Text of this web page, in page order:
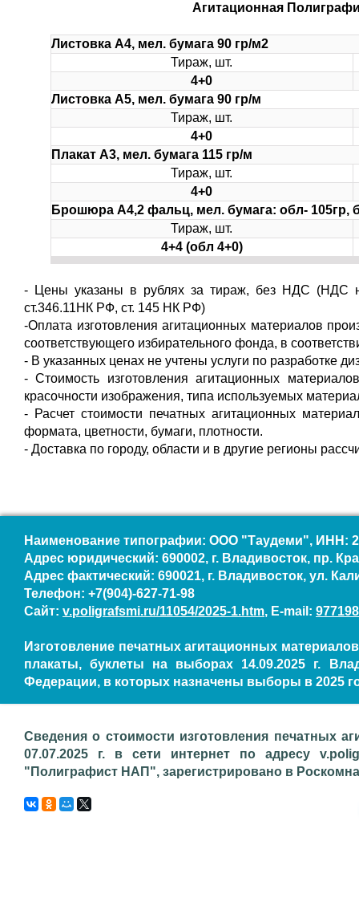
Агитационная
Листовка А4, мел. бумага 90 гр/м2
Тираж, шт.
4+0
Листовка А5, мел. бумага 90 гр/м
Тираж, шт.
4+0
Плакат А3, мел. бумага 115 гр/м
Тираж, шт.
4+0
Брошюра А4,2 фальц, мел. бумага: обл- 105гр,
Тираж, шт.
4+4 (обл 4+0)
- Цены указаны в рублях за тираж, без НДС (НДС
ст.346.11НК РФ, ст. 145 НК РФ)
-Оплата изготовления агитационных материалов
соответствующего избирательного фонда, в
- В указанных ценах не учтены услуги по разработке
- Стоимость изготовления агитационных
красочности изображения, типа используемых
- Расчет стоимости печатных агитационных
формата, цветности, бумаги, плотности.
- Доставка по городу, области и в другие регионы
Наименование типографии: ООО "Таудеми", ИНН:
Адрес юридический: 690002, г. Владивосток, пр.
Адрес фактический: 690021, г. Владивосток, ул.
Телефон: +7(904)-627-71-98
Сайт: v.poligrafsmi.ru/11054/2025-1.htm, E-mail:
Изготовление печатных агитационных
плакаты, буклеты на выборах 14.09.2025 г.
Федерации, в которых назначены выборы в 2025
Сведения о стоимости изготовления печатных
07.07.2025 г. в сети интернет по адресу
"Полиграфист НАП", зарегистрировано в